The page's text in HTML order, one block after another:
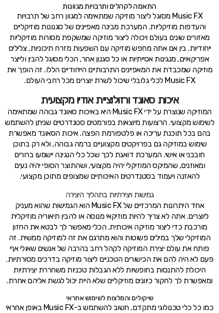
התאמה לקהלים ותרבויות מגוונות
Music FX מסוגל ליצור מוזיקה שמתאימה למגוון רחב של תרבויות
והעדפות מוזיקליות. המערכת מבינה מאפיינים של סגנונות מוזיקליים
מאזורים שונים בעולם ויכולה ליצור מוזיקה שמשקפת מסורות מוזיקליות
ייחודיות. בין אם אתה מחפש מוזיקה עם השפעות מזרח תיכוניות, צלילים
אפריקאיים, מנגינות אסייתיות או כל סגנון אחר, הכלי מסוגל להבין ולייצר
מוזיקה שמכבדת את המאפיינים התרבותיים הייחודיים הללו. זה הופך את
Music FX לכלי גלובלי שיכול לשרת יוצרים מכל רחבי העולם.
איכות סאונד ורזולוציית אודיו מקצועית
המוזיקה שנוצרת על ידי Music FX היא באיכות סאונד גבוהה שמתאימה
לשימוש מקצועי. הרצועות מיוצאות בפורמטים סטנדרטיים שניתן להשתמש
בהם בכל תוכנת עריכה או פלטפורמת הפצה. איכות הסאונד מאפשרת
שימוש במוזיקה גם בפרויקטים מקצועיים ברמה גבוהה, ולא רק בתוכן
חובבני או אישי. המערכת דואגת לכך שכל כלי הנגינה יישמעו ברורים
ומאוזנים, שהמיקס המוזיקלי יהיה מקצועי, ושהתוצר הסופי יהיה נעים
להאזנה ויעמוד בסטנדרטים האיכותיים שמצופים מתוכן מקצועי.
גמישות ויצירתיות בתהליך היצירה
אחד היתרונות המרכזיים של Music FX הוא הגמישות שהוא מעניק
ליוצרים. אתה לא צריך להיות מוזיקאי מנוסה או להבין תיאוריה מוזיקלית
מורכבת כדי ליצור מוזיקה איכותית. הכלי מאפשר לך לבטא את החזון
המוזיקלי שלך במילים פשוטות והוא מתרגם את זה למוזיקה ממשית. זה
פותח את עולם יצירת המוזיקה לקהל רחב בהרבה של אנשים שאולי אף
פעם לא היה להם את הכישורים הטכניים ליצור מוזיקה בדרכים מסורתיות.
היכולת להתנסות בחופשיות ללא הגבלות טכניות משחררת יצירתיות
ומאפשרת לך לחקור כיוונים מוזיקליים שלא היית יכול לגשת אליהם אחרת.
שיקולים והמלצות לשימוש אחראי
כמו כל כלי טכנולוגי מתקדם, חשוב להשתמש ב-Music FX באופן אחראי